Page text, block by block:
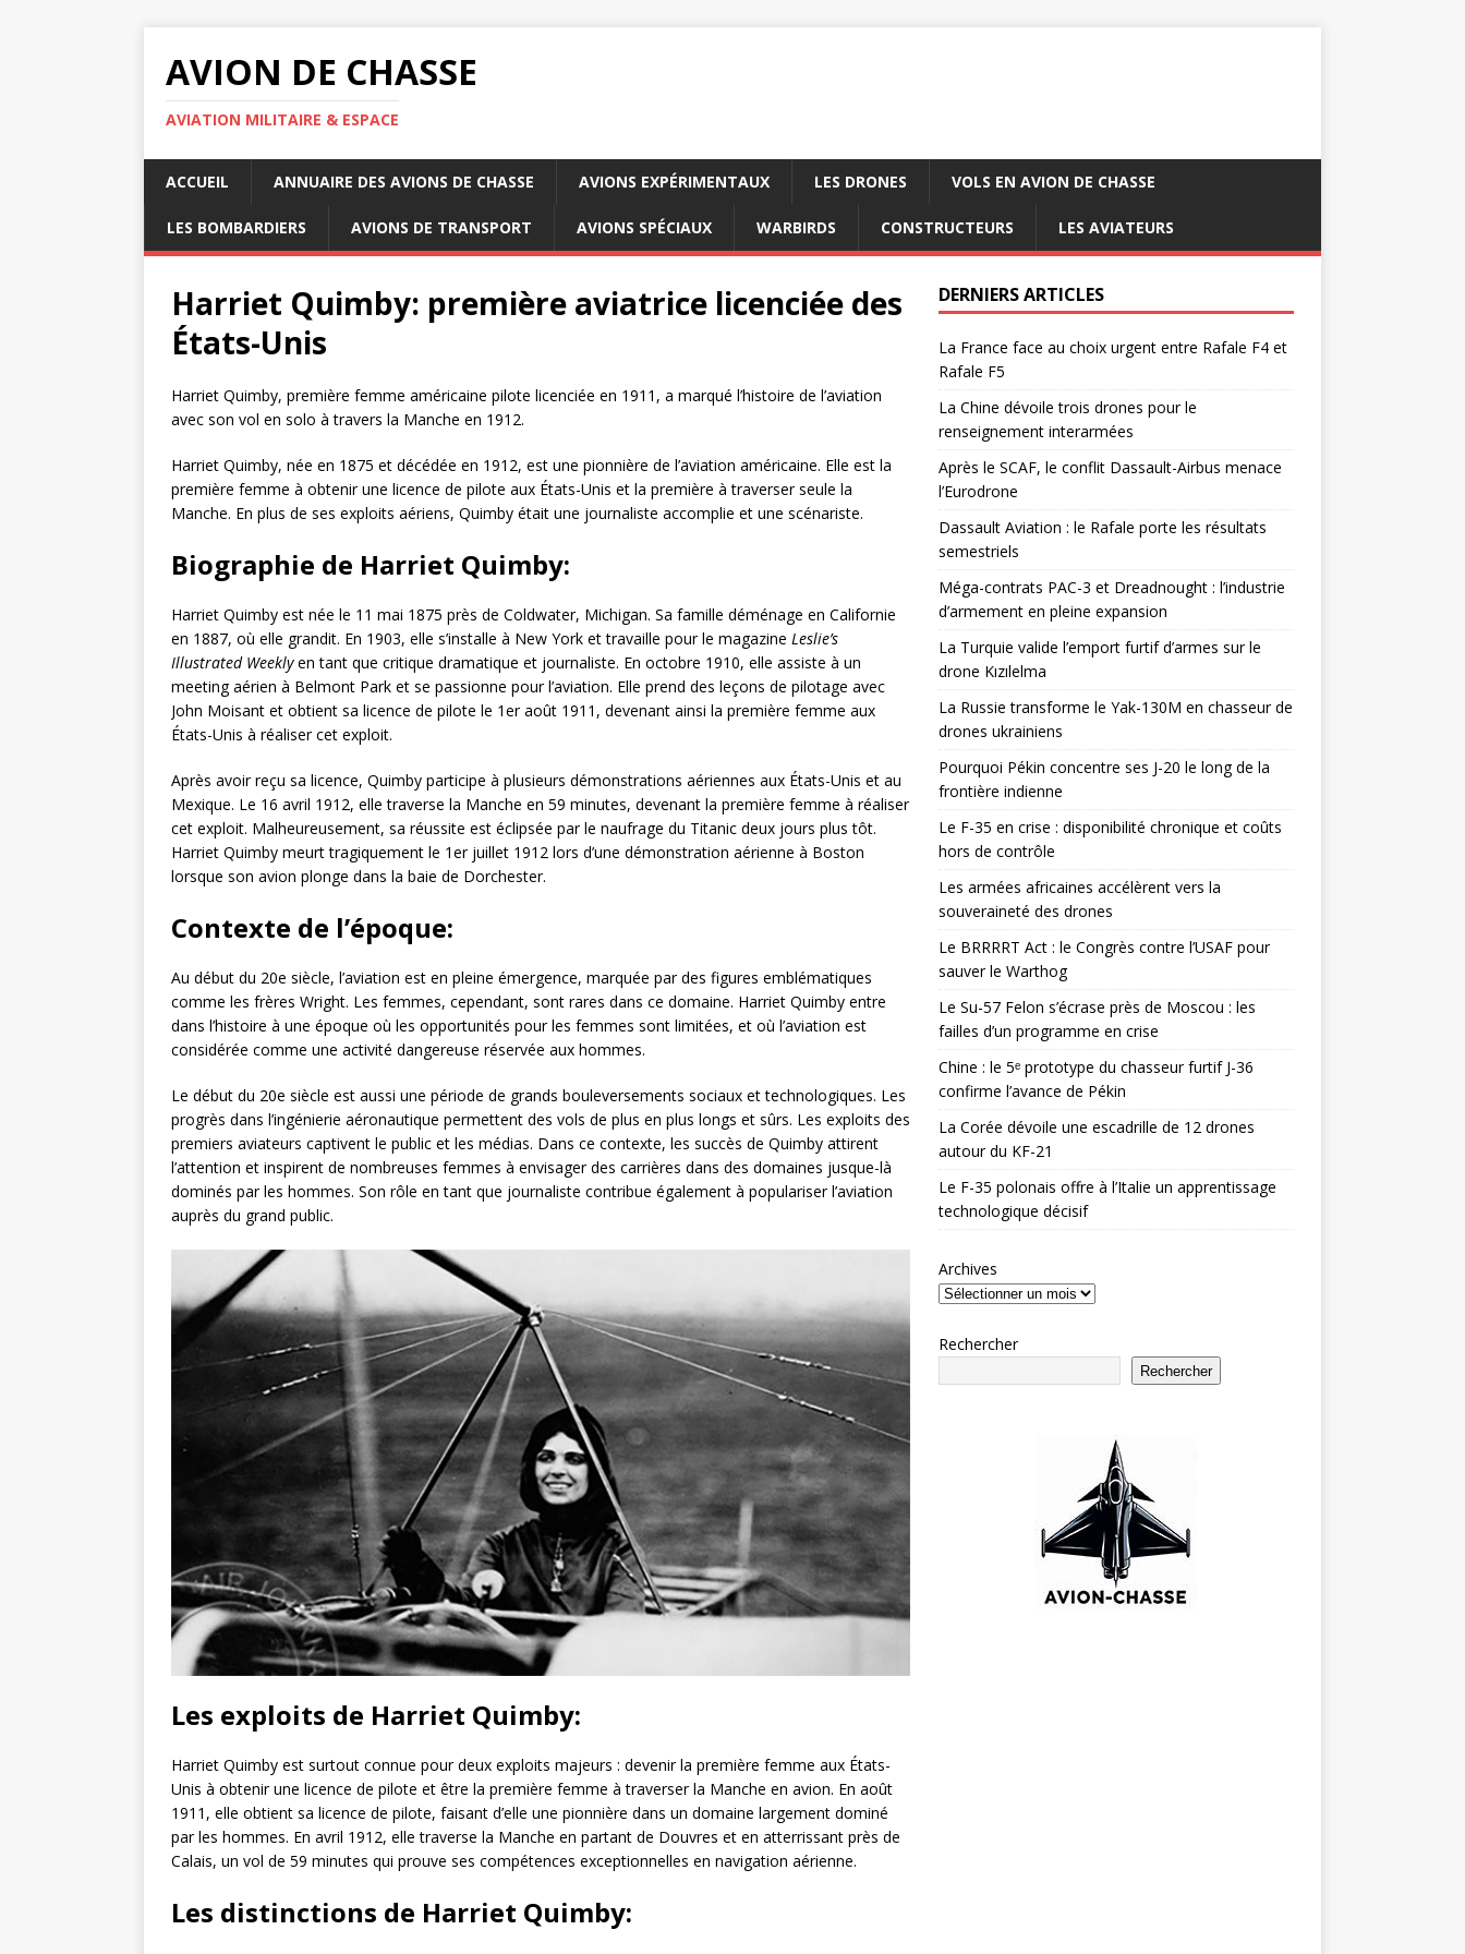
AVION DE CHASSE
AVIATION MILITAIRE & ESPACE
ACCUEIL ANNUAIRE DES AVIONS DE CHASSE AVIONS EXPÉRIMENTAUX LES DRONES VOLS EN AVION DE CHASSE
LES BOMBARDIERS AVIONS DE TRANSPORT AVIONS SPÉCIAUX WARBIRDS CONSTRUCTEURS LES AVIATEURS
Harriet Quimby: première aviatrice licenciée des
États-Unis
Harriet Quimby, première femme américaine pilote licenciée en 1911, a marqué l’histoire de l’aviation
avec son vol en solo à travers la Manche en 1912.
Harriet Quimby, née en 1875 et décédée en 1912, est une pionnière de l’aviation américaine. Elle est la
première femme à obtenir une licence de pilote aux États-Unis et la première à traverser seule la
Manche. En plus de ses exploits aériens, Quimby était une journaliste accomplie et une scénariste.
Biographie de Harriet Quimby:
Harriet Quimby est née le 11 mai 1875 près de Coldwater, Michigan. Sa famille déménage en Californie
en 1887, où elle grandit. En 1903, elle s’installe à New York et travaille pour le magazine Leslie’s
Illustrated Weeklyen tant que critique dramatique et journaliste. En octobre 1910, elle assiste à un
meeting aérien à Belmont Park et se passionne pour l’aviation. Elle prend des leçons de pilotage avec
John Moisant et obtient sa licence de pilote le 1er août 1911, devenant ainsi la première femme aux
États-Unis à réaliser cet exploit.
Après avoir reçu sa licence, Quimby participe à plusieurs démonstrations aériennes aux États-Unis et au
Mexique. Le 16 avril 1912, elle traverse la Manche en 59 minutes, devenant la première femme à réaliser
cet exploit. Malheureusement, sa réussite est éclipsée par le naufrage du Titanic deux jours plus tôt.
Harriet Quimby meurt tragiquement le 1er juillet 1912 lors d’une démonstration aérienne à Boston
lorsque son avion plonge dans la baie de Dorchester.
Contexte de l’époque:
Au début du 20e siècle, l’aviation est en pleine émergence, marquée par des figures emblématiques
comme les frères Wright. Les femmes, cependant, sont rares dans ce domaine. Harriet Quimby entre
dans l’histoire à une époque où les opportunités pour les femmes sont limitées, et où l’aviation est
considérée comme une activité dangereuse réservée aux hommes.
Le début du 20e siècle est aussi une période de grands bouleversements sociaux et technologiques. Les
progrès dans l’ingénierie aéronautique permettent des vols de plus en plus longs et sûrs. Les exploits des
premiers aviateurs captivent le public et les médias. Dans ce contexte, les succès de Quimby attirent
l’attention et inspirent de nombreuses femmes à envisager des carrières dans des domaines jusque-là
dominés par les hommes. Son rôle en tant que journaliste contribue également à populariser l’aviation
auprès du grand public.
Les exploits de Harriet Quimby:
Harriet Quimby est surtout connue pour deux exploits majeurs : devenir la première femme aux États-
Unis à obtenir une licence de pilote et être la première femme à traverser la Manche en avion. En août
1911, elle obtient sa licence de pilote, faisant d’elle une pionnière dans un domaine largement dominé
par les hommes. En avril 1912, elle traverse la Manche en partant de Douvres et en atterrissant près de
Calais, un vol de 59 minutes qui prouve ses compétences exceptionnelles en navigation aérienne.
Les distinctions de Harriet Quimby:
DERNIERS ARTICLES
La France face au choix urgent entre Rafale F4 et
Rafale F5
La Chine dévoile trois drones pour le
renseignement interarmées
Après le SCAF, le conflit Dassault-Airbus menace
l’Eurodrone
Dassault Aviation : le Rafale porte les résultats
semestriels
Méga-contrats PAC-3 et Dreadnought : l’industrie
d’armement en pleine expansion
La Turquie valide l’emport furtif d’armes sur le
drone Kızılelma
La Russie transforme le Yak-130M en chasseur de
drones ukrainiens
Pourquoi Pékin concentre ses J-20 le long de la
frontière indienne
Le F-35 en crise : disponibilité chronique et coûts
hors de contrôle
Les armées africaines accélèrent vers la
souveraineté des drones
Le BRRRRT Act : le Congrès contre l’USAF pour
sauver le Warthog
Le Su-57 Felon s’écrase près de Moscou : les
failles d’un programme en crise
Chine : le 5ᵉ prototype du chasseur furtif J-36
confirme l’avance de Pékin
La Corée dévoile une escadrille de 12 drones
autour du KF-21
Le F-35 polonais offre à l’Italie un apprentissage
technologique décisif
Archives
Rechercher
Rechercher